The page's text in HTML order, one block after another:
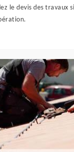
le devis des travaux